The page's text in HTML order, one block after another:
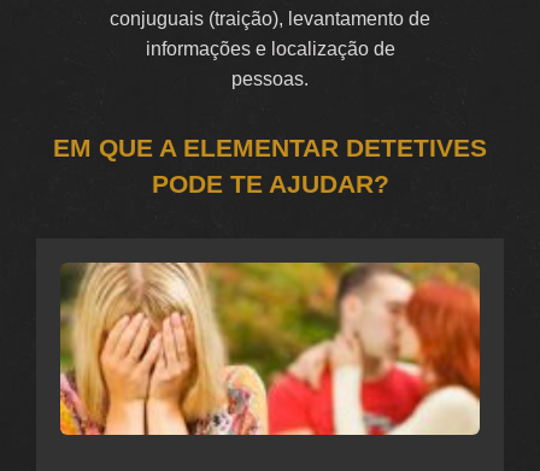
conjuguais (traição), levantamento de
informações e localização de
pessoas.
EM QUE A ELEMENTAR DETETIVES
PODE TE AJUDAR?